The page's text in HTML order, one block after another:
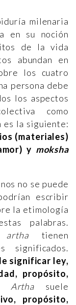
milenaria
en su noción
de la vida
abundan en
los cuatro
persona debe
los aspectos
como
es la siguiente:
(materiales)
y moksha
no se puede
escribir
la etimología
palabras.
artha tienen
significados.
significar ley,
propósito,
Artha suele
propósito,